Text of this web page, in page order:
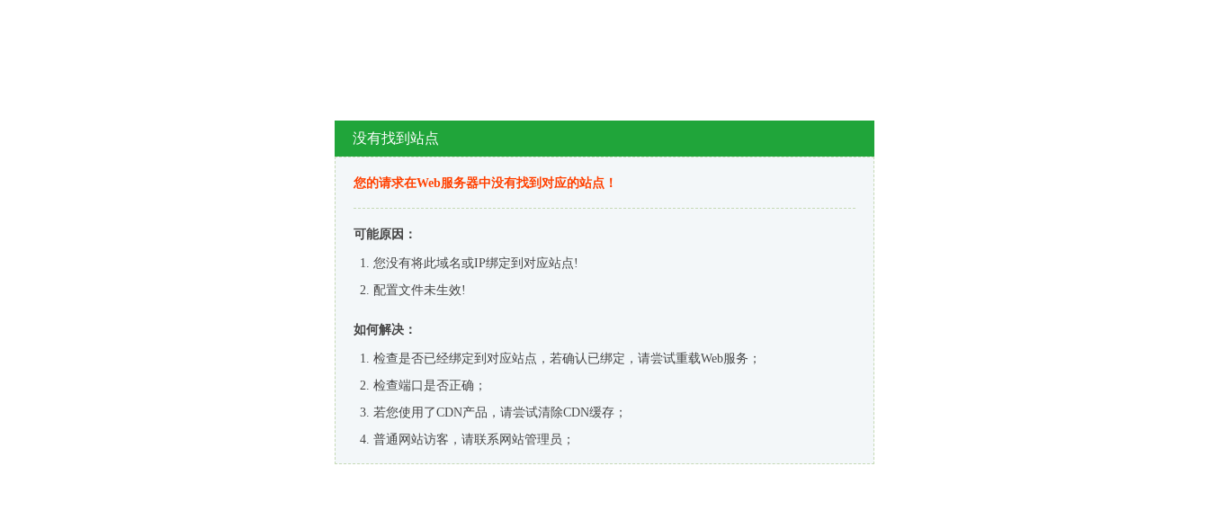
没有找到站点
您的请求在Web服务器中没有找到对应的站点！
可能原因：
您没有将此域名或IP绑定到对应站点!
配置文件未生效!
如何解决：
检查是否已经绑定到对应站点，若确认已绑定，请尝试重载Web服务；
检查端口是否正确；
若您使用了CDN产品，请尝试清除CDN缓存；
普通网站访客，请联系网站管理员；